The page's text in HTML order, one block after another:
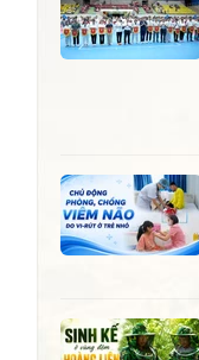
Xã Nghĩa
Cuông
Xã Mậu A